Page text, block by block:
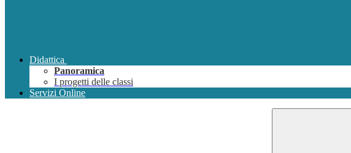
Didattica
Panoramica
I progetti delle classi
Servizi Online